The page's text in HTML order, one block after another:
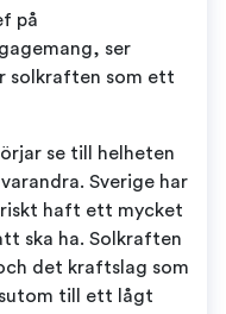
på
ser
solkraften som ett
se till helheten
Sverige har
haft ett mycket
ska ha. Solkraften
det kraftslag som
till ett lågt